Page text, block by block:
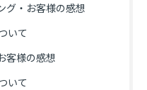
グ・お客様の感想
いて
客様の感想
いて